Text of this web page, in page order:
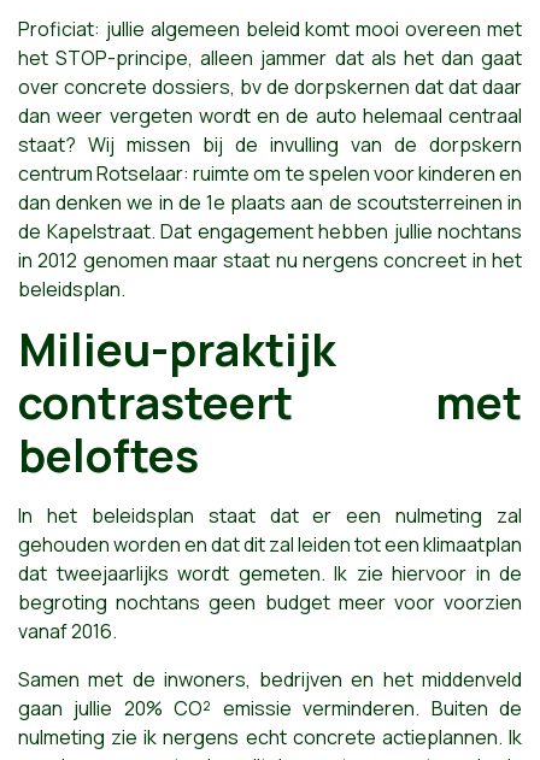
Proficiat: jullie algemeen beleid komt mooi overeen met
het STOP-principe, alleen jammer dat als het dan gaat
over concrete dossiers, bv de dorpskernen dat dat daar
dan weer vergeten wordt en de auto helemaal centraal
staat? Wij missen bij de invulling van de dorpskern
centrum Rotselaar: ruimte om te spelen voor kinderen en
dan denken we in de 1e plaats aan de scoutsterreinen in
de Kapelstraat. Dat engagement hebben jullie nochtans
in 2012 genomen maar staat nu nergens concreet in het
beleidsplan.
Milieu-praktijk
contrasteert met
beloftes
In het beleidsplan staat dat er een nulmeting zal
gehouden worden en dat dit zal leiden tot een klimaatplan
dat tweejaarlijks wordt gemeten. Ik zie hiervoor in de
begroting nochtans geen budget meer voor voorzien
vanaf 2016.
Samen met de inwoners, bedrijven en het middenveld
gaan jullie 20% CO² emissie verminderen. Buiten de
nulmeting zie ik nergens echt concrete actieplannen. Ik